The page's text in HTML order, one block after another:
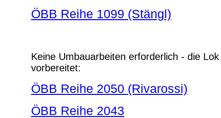
ÖBB Reihe 1099 (Stängl)
Keine Umbauarbeiten erforderlich - die
vorbereitet:
ÖBB Reihe 2050 (Rivarossi)
ÖBB Reihe 2043